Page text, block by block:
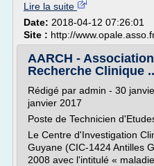
Lire la suite
Date: 2018-04-12 07:26:01
Site : http://
AARCH -
Recherche Clinique
Rédigé par admin - 30
janvier 2017
Poste de Technicien
Le Centre d'Investigation
Guyane (CIC-1424 Antilles
2008 avec l'intitulé «